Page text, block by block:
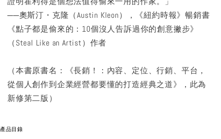
──奧斯汀・克隆（Austin Kleon），《紐約時報》暢銷書
《點子都是偷來的：10個沒人告訴過你的創意撇步》
（Steal Like an Artist）作者
（本書原書名：《長銷！：內容、定位、行銷、平台，
從個人創作到企業經營都要懂的打造經典之道》，此為
新修第二版）
產品目錄